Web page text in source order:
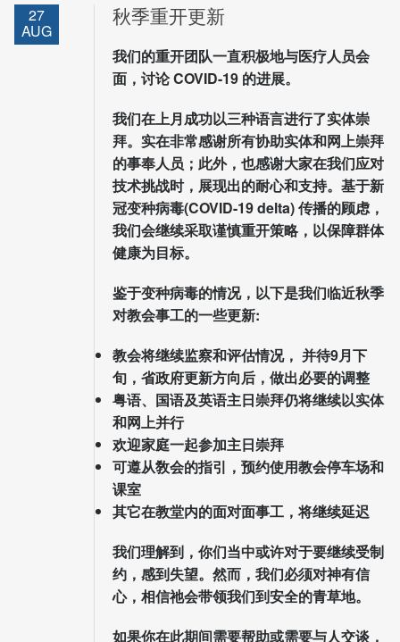
27
AUG
秋季重开更新
我们的重开团队一直积极地与医疗人员会
面，讨论 COVID-19 的进展。
我们在上月成功以三种语言进行了实体崇
拜。实在非常感谢所有协助实体和网上崇拜
的事奉人员；此外，也感谢大家在我们应对
技术挑战时，展现出的耐心和支持。基于新
冠变种病毒(COVID-19 delta) 传播的顾虑，
我们会继续采取谨慎重开策略，以保障群体
健康为目标。
鉴于变种病毒的情况，以下是我们临近秋季
对教会事工的一些更新:
教会将继续监察和评估情况， 并待9月下
旬，省政府更新方向后，做出必要的调整
粤语、国语及英语主日崇拜仍将继续以实体
和网上并行
欢迎家庭一起参加主日崇拜
可遵从敎会的指引，预约使用教会停车场和
课室
其它在教堂内的面对面事工，将继续延迟
我们理解到，你们当中或许对于要继续受制
约，感到失望。然而，我们必须对神有信
心，相信祂会带领我们到安全的青草地。
如果你在此期间需要帮助或需要与人交谈，